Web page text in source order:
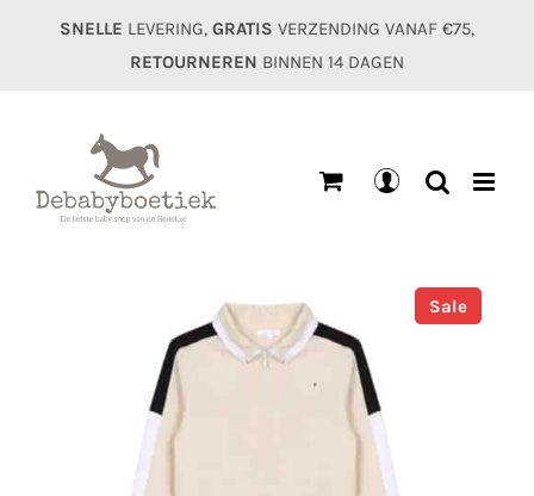
SNELLE LEVERING, GRATIS VERZENDING VANAF €75,
RETOURNEREN BINNEN 14 DAGEN
Sale